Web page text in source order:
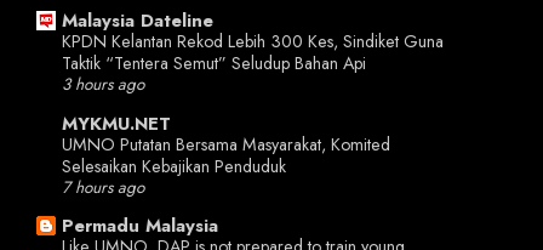
Malaysia Dateline
KPDN Kelantan Rekod Lebih 300 Kes, Sindiket Guna
Taktik “Tentera Semut” Seludup Bahan Api
3 hours ago
MYKMU.NET
UMNO Putatan Bersama Masyarakat, Komited
Selesaikan Kebajikan Penduduk
7 hours ago
Permadu Malaysia